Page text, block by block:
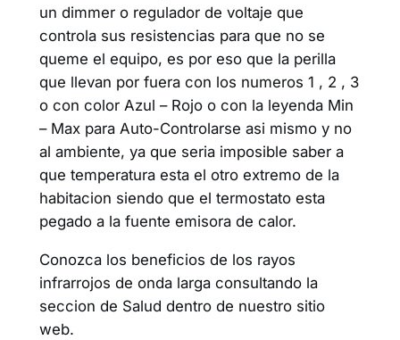
un dimmer o regulador de voltaje que
controla sus resistencias para que no se
queme el equipo, es por eso que la perilla
que llevan por fuera con los numeros 1 , 2 , 3
o con color Azul – Rojo o con la leyenda Min
– Max para Auto-Controlarse asi mismo y no
al ambiente, ya que seria imposible saber a
que temperatura esta el otro extremo de la
habitacion siendo que el termostato esta
pegado a la fuente emisora de calor.
Conozca los beneficios de los rayos
infrarrojos de onda larga consultando la
seccion de Salud dentro de nuestro sitio
web.